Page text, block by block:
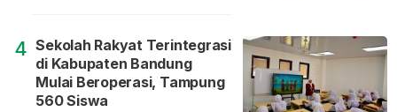
4 Sekolah Rakyat Terintegrasi
di Kabupaten Bandung
Mulai Beroperasi, Tampung
560 Siswa